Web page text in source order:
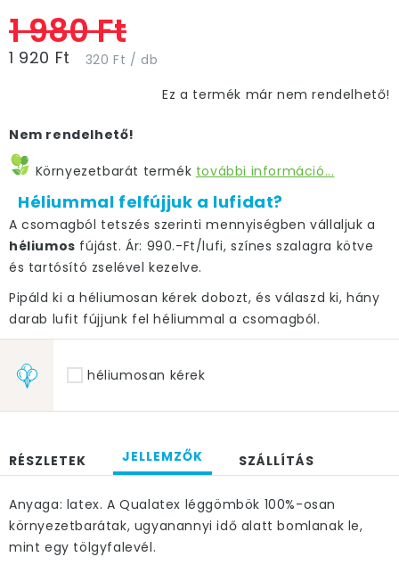
1 980 Ft
1 920 Ft
320 Ft / db
Ez a termék már nem rendelhető!
Nem rendelhető!
Környezetbarát termék további információ...
Héliummal felfújjuk a lufidat?
A csomagból tetszés szerinti mennyiségben vállaljuk a
héliumos fújást. Ár: 990.-Ft/lufi, színes szalagra kötve
és tartósító zselével kezelve.
Pipáld ki a héliumosan kérek dobozt, és válaszd ki, hány
darab lufit fújjunk fel héliummal a csomagból.
héliumosan kérek
RÉSZLETEK JELLEMZŐK SZÁLLÍTÁS
Anyaga: latex. A Qualatex léggömbök 100%-osan
környezetbarátak, ugyanannyi idő alatt bomlanak le,
mint egy tölgyfalevél.